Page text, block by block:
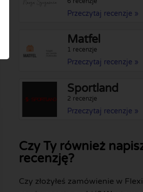
Przeczytaj recenzje »
Matfel
1 recenzje
Przeczytaj recenzje »
Sportland
2 recenzje
Przeczytaj recenzje »
Czy Ty również
recenzję?
Czy złożyłeś zamówienie w